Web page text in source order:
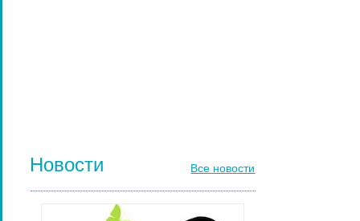
Новости Все новости